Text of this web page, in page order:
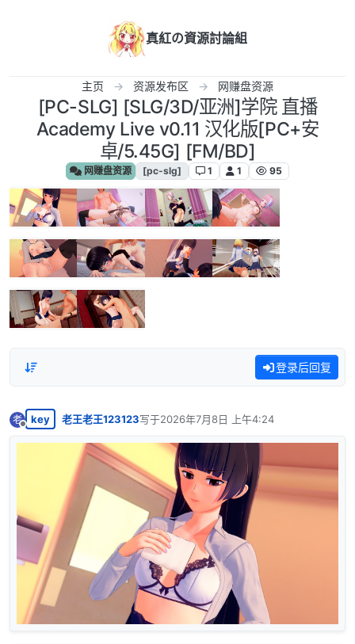
真紅の資源討論組
主页 资源发布区 网赚盘资源
[PC-SLG] [SLG/3D/亚洲]学院 直播
Academy Live v0.11 汉化版[PC+安
卓/5.45G] [FM/BD]
网赚盘资源 [pc-slg] 1 1 95
登录后回复
老
离线
key 老王老王123123写于2026年7月8日 上午4:24
最后由 编辑